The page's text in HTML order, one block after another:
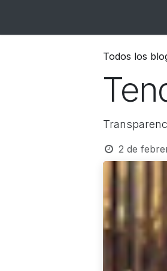
Todos los
2 de